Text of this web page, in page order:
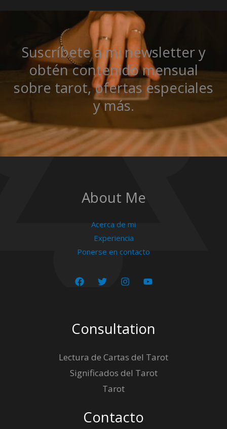
Suscríbete a mi newsletter y
obtén contenido mensual
sobre tarot, ofertas especiales
y más.
About Me
Acerca de mi
Experiencia
Ponerse en contacto
Consultation
Lectura de Cartas del Tarot
Significados del Tarot
Tarot
Contacto